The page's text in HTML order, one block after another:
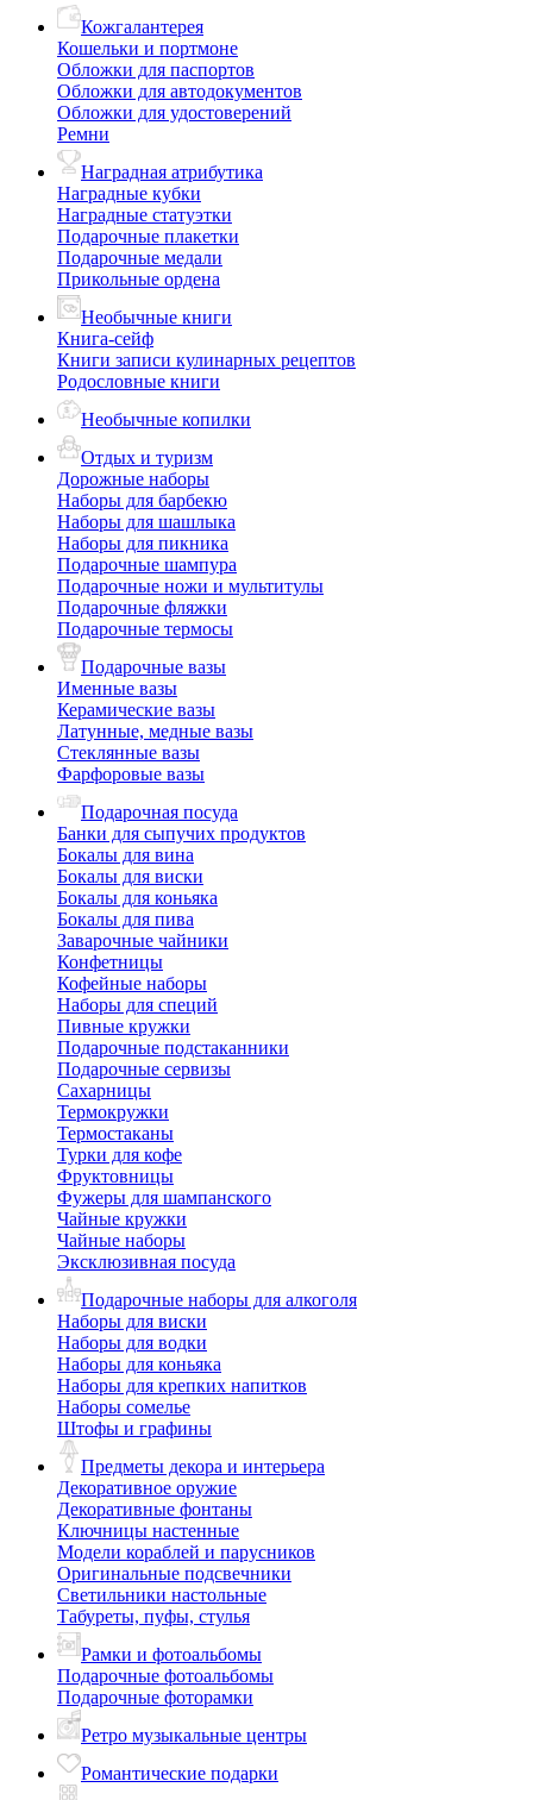
Кожгалантерея
Кошельки и портмоне
Обложки для паспортов
Обложки для автодокументов
Обложки для удостоверений
Ремни
Наградная атрибутика
Наградные кубки
Наградные статуэтки
Подарочные плакетки
Подарочные медали
Прикольные ордена
Необычные книги
Книга-сейф
Книги записи кулинарных рецептов
Родословные книги
Необычные копилки
Отдых и туризм
Дорожные наборы
Наборы для барбекю
Наборы для шашлыка
Наборы для пикника
Подарочные шампура
Подарочные ножи и мультитулы
Подарочные фляжки
Подарочные термосы
Подарочные вазы
Именные вазы
Керамические вазы
Латунные, медные вазы
Стеклянные вазы
Фарфоровые вазы
Подарочная посуда
Банки для сыпучих продуктов
Бокалы для вина
Бокалы для виски
Бокалы для коньяка
Бокалы для пива
Заварочные чайники
Конфетницы
Кофейные наборы
Наборы для специй
Пивные кружки
Подарочные подстаканники
Подарочные сервизы
Сахарницы
Термокружки
Термостаканы
Турки для кофе
Фруктовницы
Фужеры для шампанского
Чайные кружки
Чайные наборы
Эксклюзивная посуда
Подарочные наборы для алкоголя
Наборы для виски
Наборы для водки
Наборы для коньяка
Наборы для крепких напитков
Наборы сомелье
Штофы и графины
Предметы декора и интерьера
Декоративное оружие
Декоративные фонтаны
Ключницы настенные
Модели кораблей и парусников
Оригинальные подсвечники
Светильники настольные
Табуреты, пуфы, стулья
Рамки и фотоальбомы
Подарочные фотоальбомы
Подарочные фоторамки
Ретро музыкальные центры
Романтические подарки